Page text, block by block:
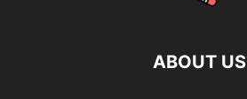
ABOUT US